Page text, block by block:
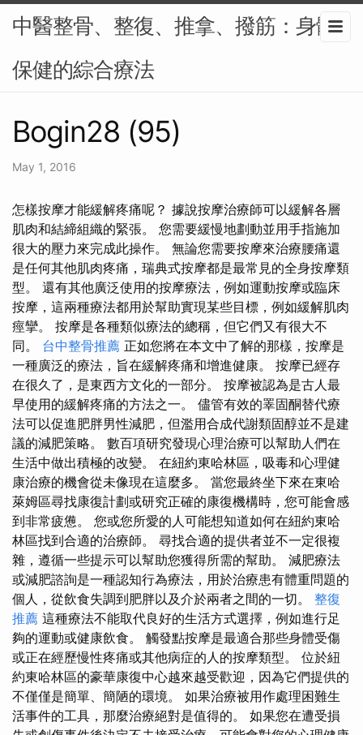
中醫整骨、整復、推拿、撥筋：身體
保健的綜合療法
Bogin28 (95)
May 1, 2016
怎樣按摩才能緩解疼痛呢？ 據說按摩治療師可以緩解各層
肌肉和結締組織的緊張。 您需要緩慢地劃動並用手指施加
很大的壓力來完成此操作。 無論您需要按摩來治療腰痛還
是任何其他肌肉疼痛，瑞典式按摩都是最常見的全身按摩類
型。 還有其他廣泛使用的按摩療法，例如運動按摩或臨床
按摩，這兩種療法都用於幫助實現某些目標，例如緩解肌肉
痙攣。 按摩是各種類似療法的總稱，但它們又有很大不
同。 台中整骨推薦 正如您將在本文中了解的那樣，按摩是
一種廣泛的療法，旨在緩解疼痛和增進健康。 按摩已經存
在很久了，是東西方文化的一部分。 按摩被認為是古人最
早使用的緩解疼痛的方法之一。 儘管有效的睪固酮替代療
法可以促進肥胖男性減肥，但濫用合成代謝類固醇並不是建
議的減肥策略。 數百項研究發現心理治療可以幫助人們在
生活中做出積極的改變。 在紐約東哈林區，吸毒和心理健
康治療的機會從未像現在這麼多。 當您最終坐下來在東哈
萊姆區尋找康復計劃或研究正確的康復機構時，您可能會感
到非常疲憊。 您或您所愛的人可能想知道如何在紐約東哈
林區找到合適的治療師。 尋找合適的提供者並不一定很複
雜，遵循一些提示可以幫助您獲得所需的幫助。 減肥療法
或減肥諮詢是一種認知行為療法，用於治療患有體重問題的
個人，從飲食失調到肥胖以及介於兩者之間的一切。 整復
推薦 這種療法不能取代良好的生活方式選擇，例如進行足
夠的運動或健康飲食。 觸發點按摩是最適合那些身體受傷
或正在經歷慢性疼痛或其他病症的人的按摩類型。 位於紐
約東哈林區的豪華康復中心越來越受歡迎，因為它們提供的
不僅僅是簡單、簡陋的環境。 如果治療被用作處理困難生
活事件的工具，那麼治療絕對是值得的。 如果您在遭受損